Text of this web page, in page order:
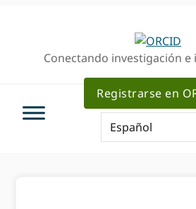
navegación
principalConectando investigación e
Registrarse en